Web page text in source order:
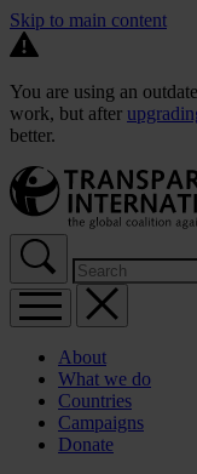
Skip to main content
You are using an
work, but after
better.
About
What we do
Countries
Campaigns
Donate